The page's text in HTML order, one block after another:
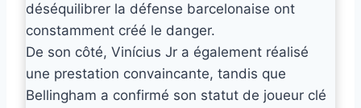
déséquilibrer la défense barcelonaise ont
constamment créé le danger.
De son côté, Vinícius Jr a également réalisé
une prestation convaincante, tandis que
Bellingham a confirmé son statut de joueur clé